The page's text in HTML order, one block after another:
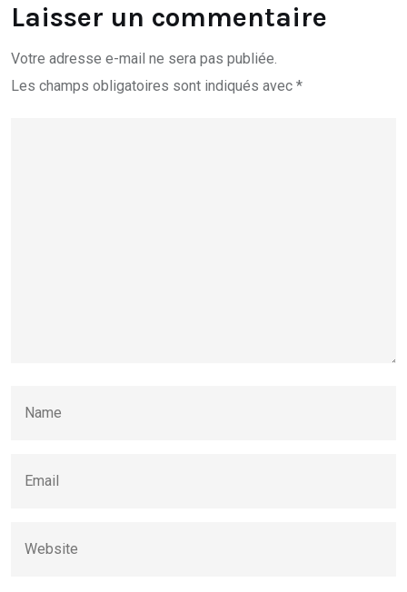
Laisser un commentaire
Votre adresse e-mail ne sera pas publiée.
Les champs obligatoires sont indiqués avec *